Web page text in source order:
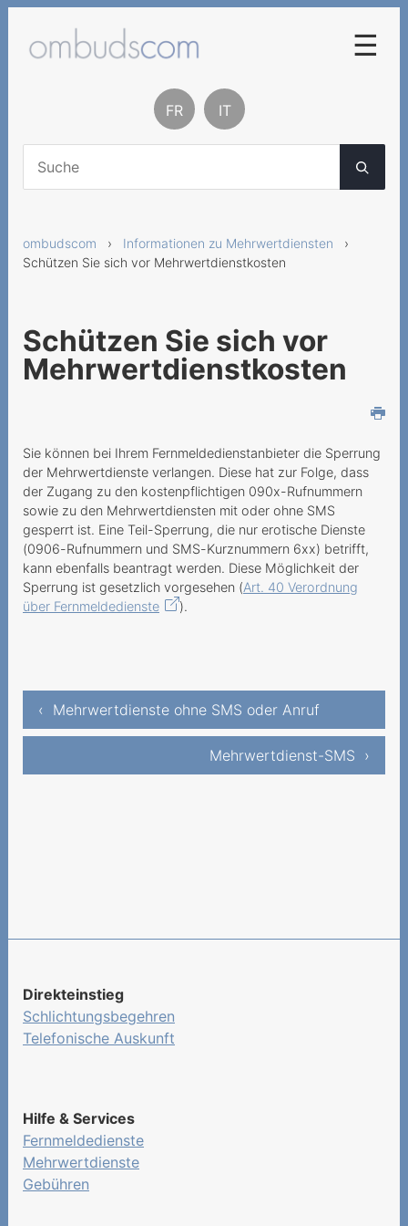
FR IT
ombudscom › Informationen zu Mehrwertdiensten ›
Schützen Sie sich vor Mehrwertdienstkosten
Schützen Sie sich vor
Mehrwertdienstkosten
Sie können bei Ihrem Fernmeldedienstanbieter die Sperrung
der Mehrwertdienste verlangen. Diese hat zur Folge, dass
der Zugang zu den kostenpflichtigen 090x-Rufnummern
sowie zu den Mehrwertdiensten mit oder ohne SMS
gesperrt ist. Eine Teil-Sperrung, die nur erotische Dienste
(0906-Rufnummern und SMS-Kurznummern 6xx) betrifft,
kann ebenfalls beantragt werden. Diese Möglichkeit der
Sperrung ist gesetzlich vorgesehen (Art. 40 Verordnung
über Fernmeldedienste
).
‹ Mehrwertdienste ohne SMS oder Anruf
Mehrwertdienst-SMS ›
☰
Zum Schlichtungsverfahren
Rechtliche Grundlagen
Berichte und Statistiken
Was sind Mehrwertdienste?
Mehrwertdienstanbieter
Vertragsabschluss mit
Minderjährigen
Gebührenpflichtige Anrufe
Verpflichtungen der
Mehrwertdienstanbieter
Mehrwertdienste ohne SMS
oder Anruf
Mehrwertdienst-SMS
Links zu allen SMS und
MMS Anbietern sowie
Direkteinstieg
Schlichtungsbegehren
Telefonische Auskunft
Hilfe & Services
Fernmeldedienste
Mehrwertdienste
Gebühren